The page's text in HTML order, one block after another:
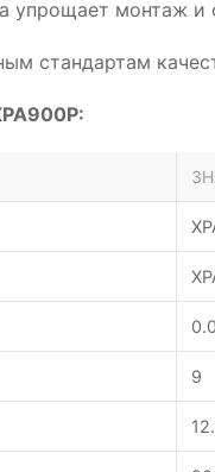
упрощает монтаж и
стандартам
9